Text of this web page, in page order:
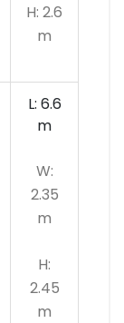
H: 2.6
m
L: 6.6
m
W:
2.35
m
H:
2.45
m